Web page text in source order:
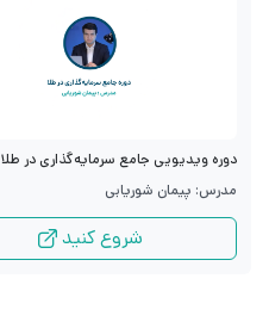
دوره ویدیویی جامع سرمایه‌گذاری در طلا
مدرس: پیمان شوریابی
شروع کنید